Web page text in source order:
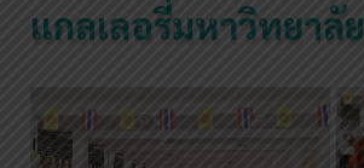
แกลเลอรี่มหาวิทยาลัย